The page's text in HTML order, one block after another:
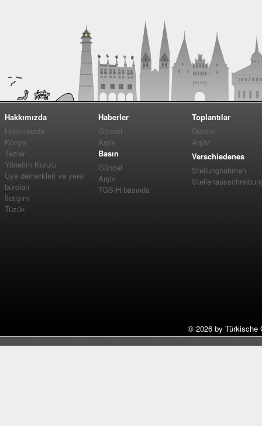
Hakkımızda
Hakkımızda
Künye
Tezler
Yönetim Kurulu
Üye dernerkleri ve yerel
büroları
İletişim
Tüzük
Haberler
Güncel
Arşiv
Basın
Güncel
Arşiv
TGS-H basında
Toplantılar
Güncel
Arşiv
Verschiedenes
Stellungnahmen
© 2026 by Türkische